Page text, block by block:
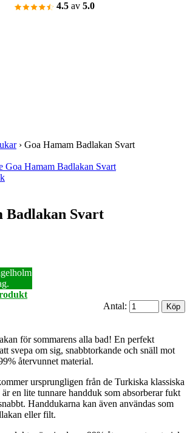
4.5 av 5.0
› Goa Hamam Badlakan Svart
Badlakan Svart
Antal:
för sommarens alla bad! En perfekt
svepa om sig, snabbtorkande och snäll mot
återvunnet material.
ursprungligen från de Turkiska klassiska
en lite tunnare handduk som absorberar fukt
Handdukarna kan även användas som
eller filt.